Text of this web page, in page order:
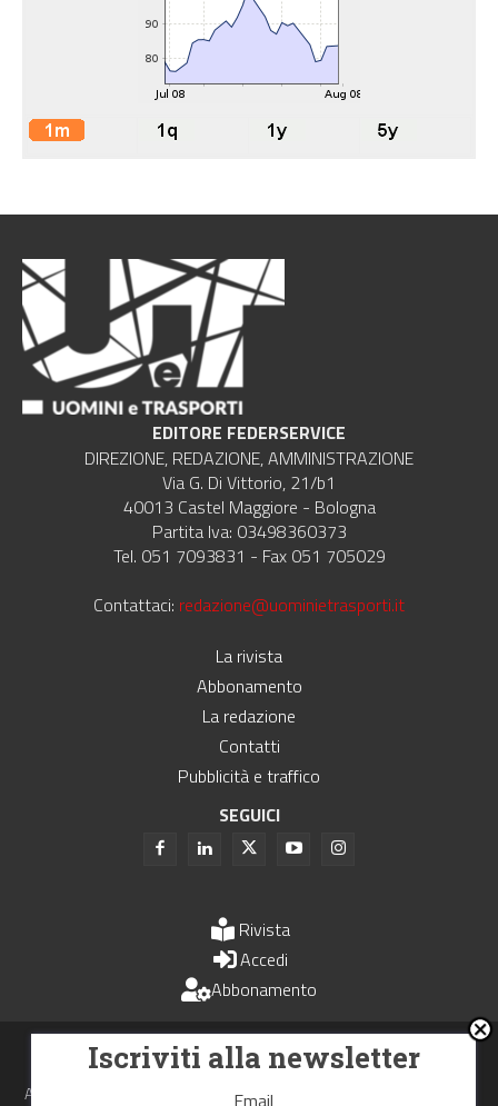
EDITORE FEDERSERVICE
DIREZIONE, REDAZIONE, AMMINISTRAZIONE
Via G. Di Vittorio, 21/b1
40013 Castel Maggiore - Bologna
Partita Iva: 03498360373
Tel. 051 7093831 - Fax 051 705029
Contattaci: redazione@uominietrasporti.it
La rivista
Abbonamento
La redazione
Contatti
Pubblicità e traffico
SEGUICI
Rivista
Accedi
Abbonamento
Uomini e Trasporti è un periodico associato all'Unione Stampa
Periodica Italiana - USPI
Autorizzazione del Tribunale di Bologna N.4993 del 15 giugno 1982
Iscriviti alla newsletter
Email